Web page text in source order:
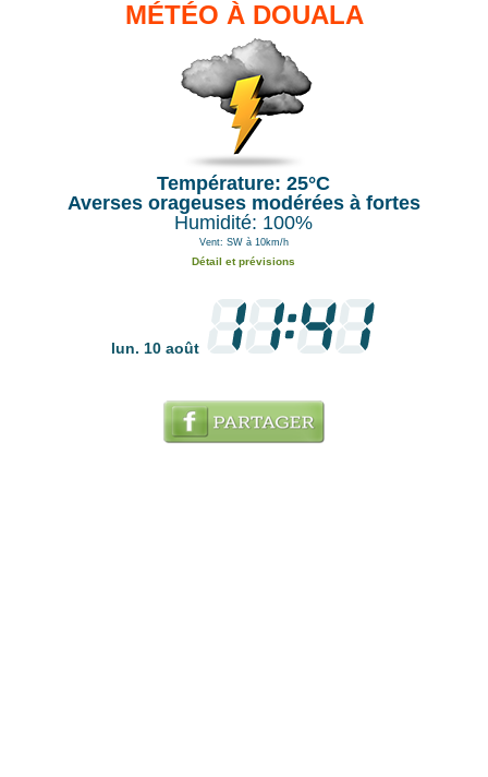
MÉTÉO À DOUALA
Température: 25°C
Averses orageuses modérées à fortes
Humidité: 100%
Vent: SW à 10km/h
Détail et prévisions
lun. 10 août